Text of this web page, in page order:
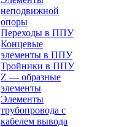
неподвижной
опоры
Переходы в ППУ
Концевые
элементы в ППУ
Тройники в ППУ
Z — образные
элементы
Элементы
трубопровода с
кабелем вывода